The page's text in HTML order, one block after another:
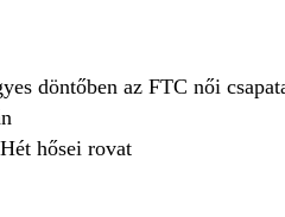
döntőben az FTC női
hősei rovat